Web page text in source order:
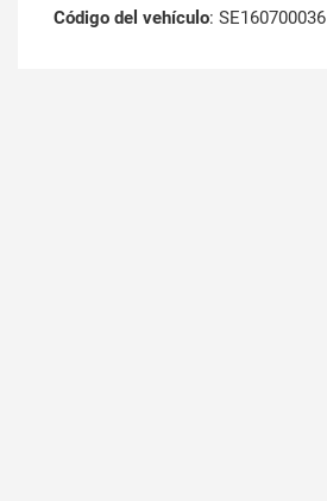
Código del vehículo: SE160700036